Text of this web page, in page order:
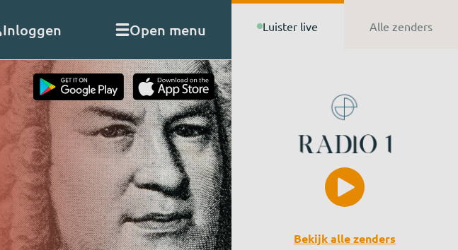
Inloggen Open menu
Wordabonneeof
doneer
Als abonnee geniet u onbeperkt van
alle uitzendingen en video’s van de
RO. En met uw hulp kunnen wij
doorgaan!
Bekijk de voordelen
Luister live Alle zenders
Bekijk alle zenders